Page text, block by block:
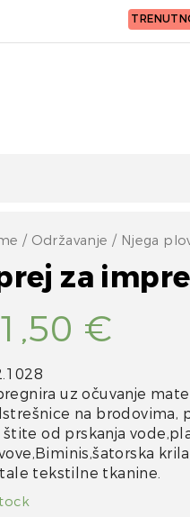
/ Održavanje / Njega
za
€
uz očuvanje
na brodovima,
štite od prskanja
tekstilne tkanine.